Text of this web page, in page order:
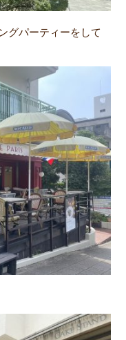
グパーティーをして